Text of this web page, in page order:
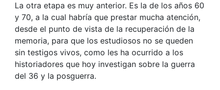
La otra etapa es muy anterior. Es la de los años 60
y 70, a la cual habría que prestar mucha atención,
desde el punto de vista de la recuperación de la
memoria, para que los estudiosos no se queden
sin testigos vivos, como les ha ocurrido a los
historiadores que hoy investigan sobre la guerra
del 36 y la posguerra.